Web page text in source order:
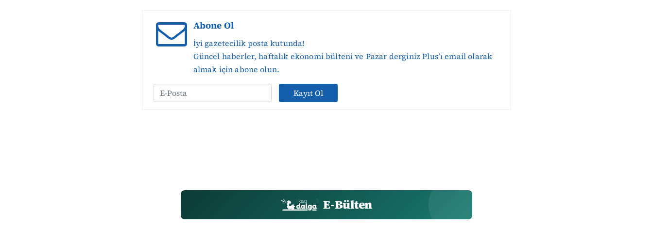
Abone Ol
İyi gazetecilik posta kutunda!
Güncel haberler, haftalık ekonomi bülteni ve Pazar derginiz Plus’ı email olarak
almak için abone olun.
Kayıt Ol
E-Bülten